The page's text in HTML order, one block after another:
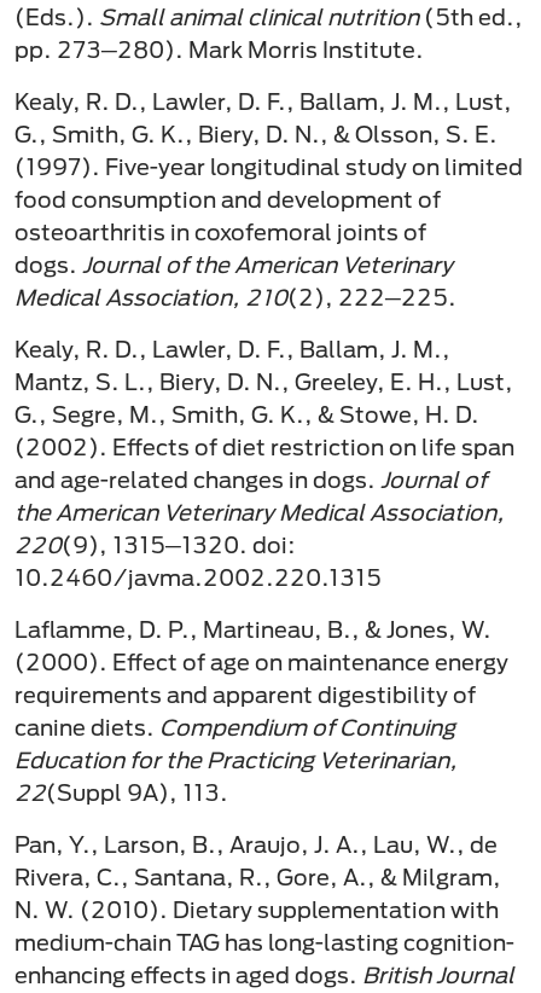
(Eds.). Small animal clinical nutrition(5th ed.,
pp. 273─280). Mark Morris Institute.
Kealy, R. D., Lawler, D. F., Ballam, J. M., Lust,
G., Smith, G. K., Biery, D. N., & Olsson, S. E.
(1997). Five-year longitudinal study on limited
food consumption and development of
osteoarthritis in coxofemoral joints of
dogs. Journal of the American Veterinary
Medical Association, 210(2), 222─225.
Kealy, R. D., Lawler, D. F., Ballam, J. M.,
Mantz, S. L., Biery, D. N., Greeley, E. H., Lust,
G., Segre, M., Smith, G. K., & Stowe, H. D.
(2002). Effects of diet restriction on life span
and age-related changes in dogs. Journal of
the American Veterinary Medical Association,
220(9), 1315─1320. doi:
10.2460/javma.2002.220.1315
Laflamme, D. P., Martineau, B., & Jones, W.
(2000). Effect of age on maintenance energy
requirements and apparent digestibility of
canine diets. Compendium of Continuing
Education for the Practicing Veterinarian,
22(Suppl 9A), 113.
Pan, Y., Larson, B., Araujo, J. A., Lau, W., de
Rivera, C., Santana, R., Gore, A., & Milgram,
N. W. (2010). Dietary supplementation with
medium-chain TAG has long-lasting cognition-
enhancing effects in aged dogs. British Journal